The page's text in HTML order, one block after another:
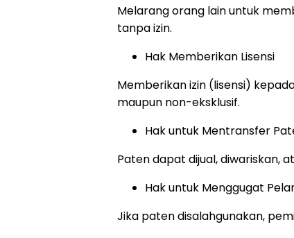
Melarang orang lain untuk
tanpa izin.
Hak Memberikan Lisensi
Memberikan izin (lisensi)
maupun non-eksklusif.
Hak untuk Mentransfer
Paten dapat dijual, diwariskan,
Hak untuk Menggugat
Jika paten disalahgunakan,